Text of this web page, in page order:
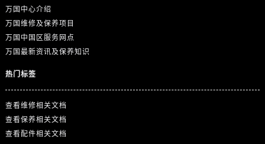
万国中心介绍
万国维修及保养项目
万国中国区服务网点
万国最新资讯及保养知识
热门标签
查看维修相关文档
查看保养相关文档
查看配件相关文档